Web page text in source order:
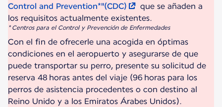
Control and Prevention*"(CDC)
que se añaden a
* Centros para el Control y Prevención de Enfermedades
Con el fin de ofrecerle una acogida en óptimas
condiciones en el aeropuerto y asegurarse de que
puede transportar su perro, presente su solicitud de
reserva 48 horas antes del viaje (96 horas para los
perros de asistencia procedentes o con destino al
Reino Unido y a los Emiratos Árabes Unidos).